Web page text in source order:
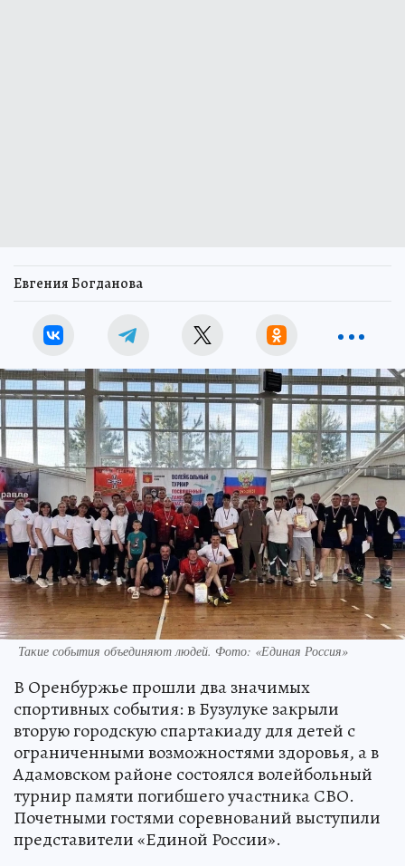
Евгения Богданова
Такие события объединяют людей. Фото: «Единая Россия»
В Оренбуржье прошли два значимых
спортивных события: в Бузулуке закрыли
вторую городскую спартакиаду для детей с
ограниченными возможностями здоровья, а в
Адамовском районе состоялся волейбольный
турнир памяти погибшего участника СВО.
Почетными гостями соревнований выступили
представители «Единой России».